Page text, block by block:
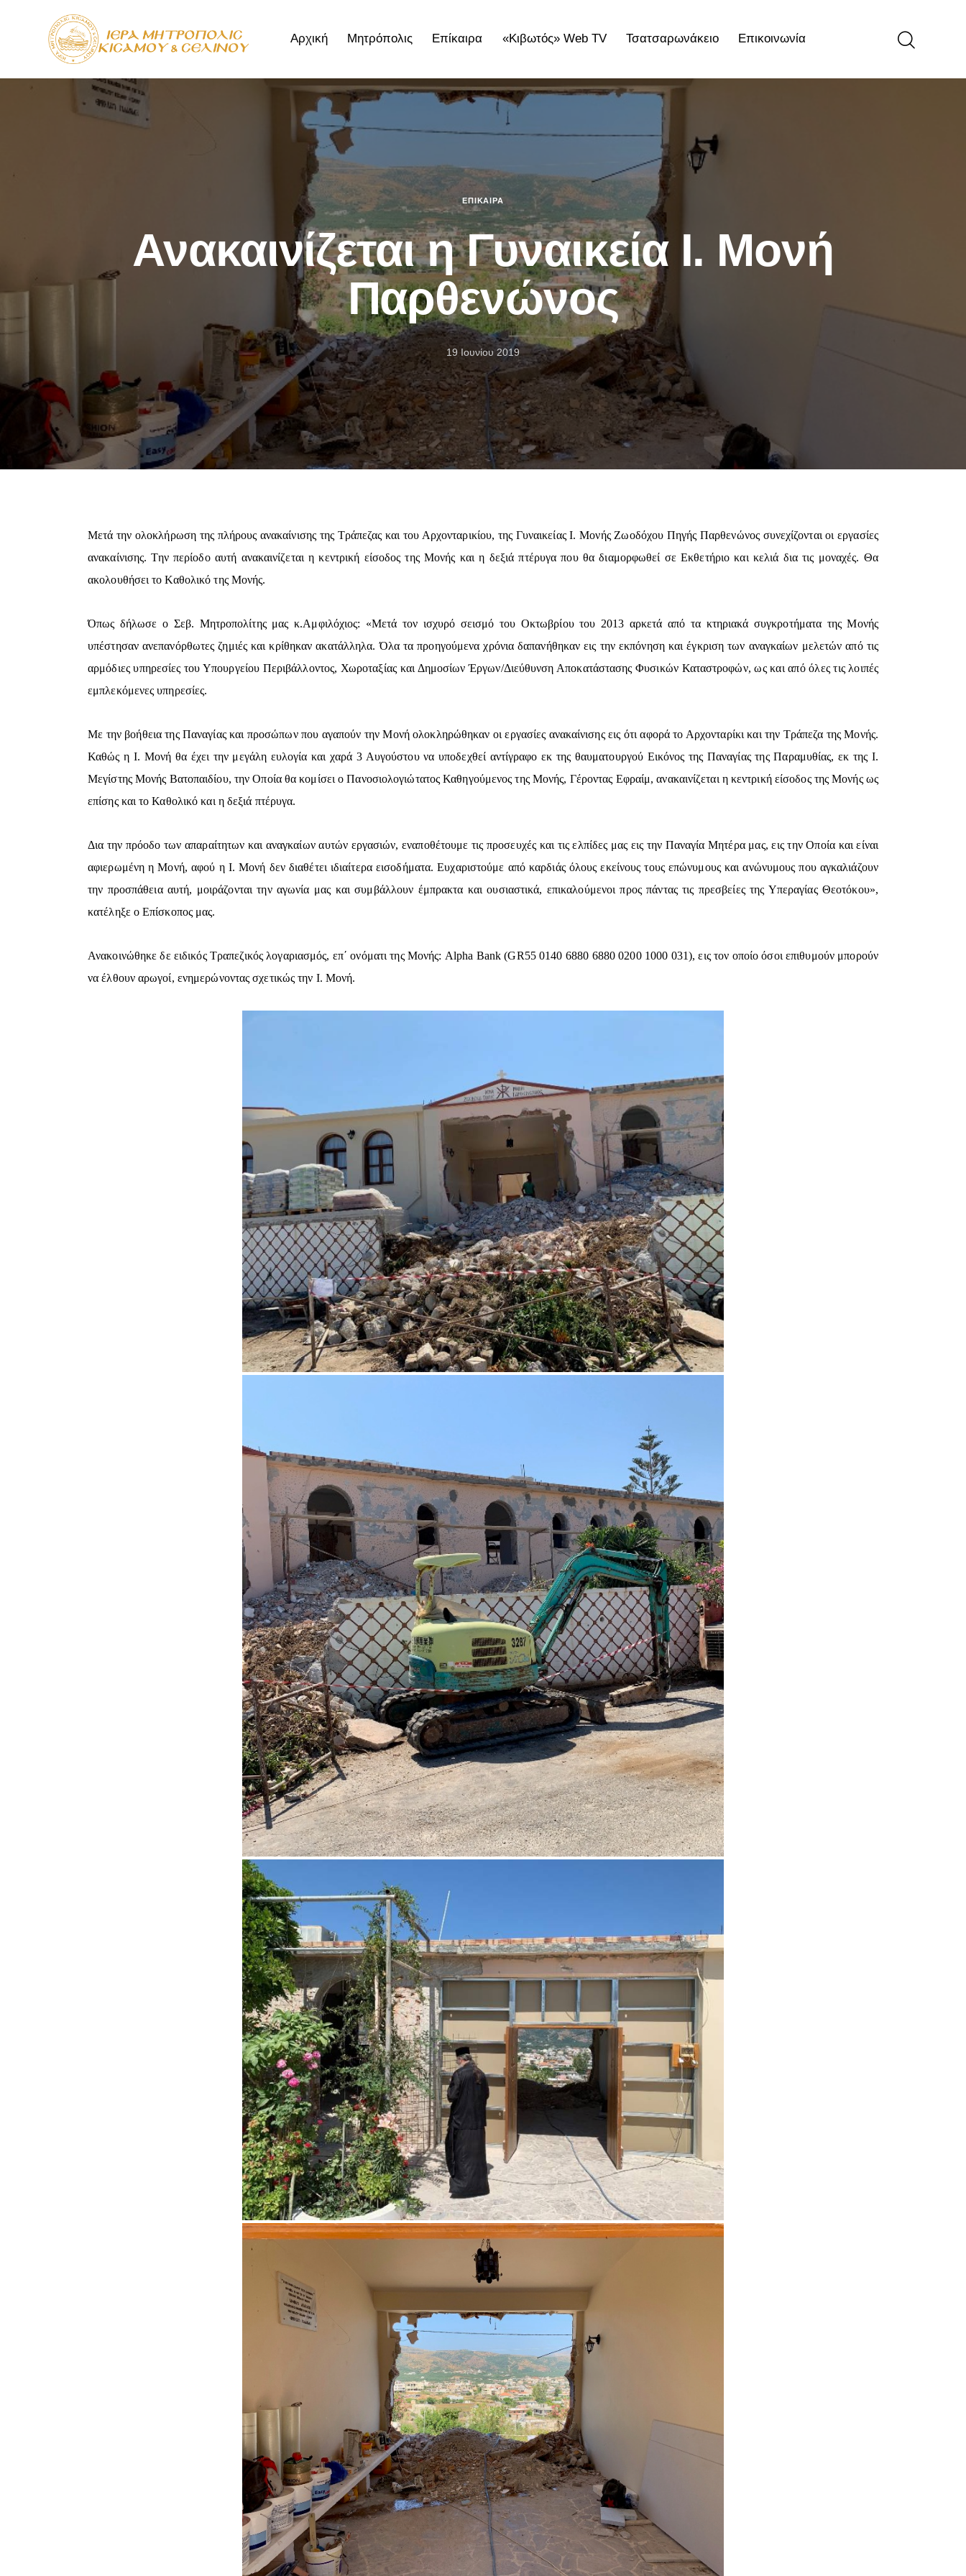
Αρχική Μητρόπολις Επίκαιρα «Κιβωτός» Web TV Τσατσαρωνάκειο Επικοινωνία
Μητρόπολις Επίκαιρα «Κιβωτός» Web TV
ΕΠΊΚΑΙΡΑ
Ανακαινίζεται η Γυναικεία Ι. Μονή
Παρθενώνος
19 Ιουνίου 2019
Μετά την ολοκλήρωση της πλήρους ανακαίνισης της Τράπεζας και του Αρχονταρικίου, της Γυναικείας Ι. Μονής Ζωοδόχου Πηγής Παρθενώνος συνεχίζονται οι εργασίες
ανακαίνισης. Την περίοδο αυτή ανακαινίζεται η κεντρική είσοδος της Μονής και η δεξιά πτέρυγα που θα διαμορφωθεί σε Εκθετήριο και κελιά δια τις μοναχές. Θα
ακολουθήσει το Καθολικό της Μονής.
Όπως δήλωσε ο Σεβ. Μητροπολίτης μας κ.Αμφιλόχιος: «Μετά τον ισχυρό σεισμό του Οκτωβρίου του 2013 αρκετά από τα κτηριακά συγκροτήματα της Μονής
υπέστησαν ανεπανόρθωτες ζημιές και κρίθηκαν ακατάλληλα. Όλα τα προηγούμενα χρόνια δαπανήθηκαν εις την εκπόνηση και έγκριση των αναγκαίων μελετών από τις
αρμόδιες υπηρεσίες του Υπουργείου Περιβάλλοντος, Χωροταξίας και Δημοσίων Έργων/Διεύθυνση Αποκατάστασης Φυσικών Καταστροφών, ως και από όλες τις λοιπές
εμπλεκόμενες υπηρεσίες.
Με την βοήθεια της Παναγίας και προσώπων που αγαπούν την Μονή ολοκληρώθηκαν οι εργασίες ανακαίνισης εις ότι αφορά το Αρχονταρίκι και την Τράπεζα της Μονής.
Καθώς η Ι. Μονή θα έχει την μεγάλη ευλογία και χαρά 3 Αυγούστου να υποδεχθεί αντίγραφο εκ της θαυματουργού Εικόνος της Παναγίας της Παραμυθίας, εκ της Ι.
Μεγίστης Μονής Βατοπαιδίου, την Οποία θα κομίσει ο Πανοσιολογιώτατος Καθηγούμενος της Μονής, Γέροντας Εφραίμ, ανακαινίζεται η κεντρική είσοδος της Μονής ως
επίσης και το Καθολικό και η δεξιά πτέρυγα.
Δια την πρόοδο των απαραίτητων και αναγκαίων αυτών εργασιών, εναποθέτουμε τις προσευχές και τις ελπίδες μας εις την Παναγία Μητέρα μας, εις την Οποία και είναι
αφιερωμένη η Μονή, αφού η Ι. Μονή δεν διαθέτει ιδιαίτερα εισοδήματα. Ευχαριστούμε από καρδιάς όλους εκείνους τους επώνυμους και ανώνυμους που αγκαλιάζουν
την προσπάθεια αυτή, μοιράζονται την αγωνία μας και συμβάλλουν έμπρακτα και ουσιαστικά, επικαλούμενοι προς πάντας τις πρεσβείες της Υπεραγίας Θεοτόκου»,
κατέληξε ο Επίσκοπος μας.
Ανακοινώθηκε δε ειδικός Τραπεζικός λογαριασμός, επ΄ ονόματι της Μονής: Alpha Bank (GR55 0140 6880 6880 0200 1000 031), εις τον οποίο όσοι επιθυμούν μπορούν
να έλθουν αρωγοί, ενημερώνοντας σχετικώς την Ι. Μονή.